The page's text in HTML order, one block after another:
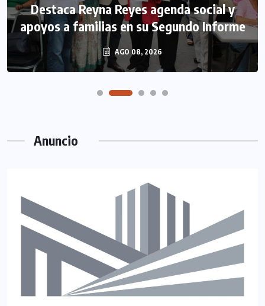
Destaca Reyna Reyes agenda social y
apoyos a familias en su Segundo Informe
AGO 08, 2026
Anuncio